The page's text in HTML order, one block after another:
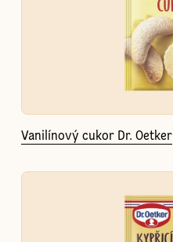
Vanilínový cukor Dr. Oetker